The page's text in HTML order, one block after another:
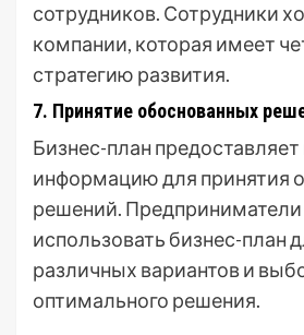
сотрудников. Сотрудники
компании, которая имеет
стратегию развития.
7. Принятие обоснованных
Бизнес-план
информацию для принятия
решений. Предприниматели
использовать бизнес-план
различных вариантов и
оптимального решения.